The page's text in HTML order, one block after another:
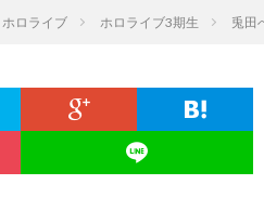
ホロライブ ホロライブ3期生 兎田